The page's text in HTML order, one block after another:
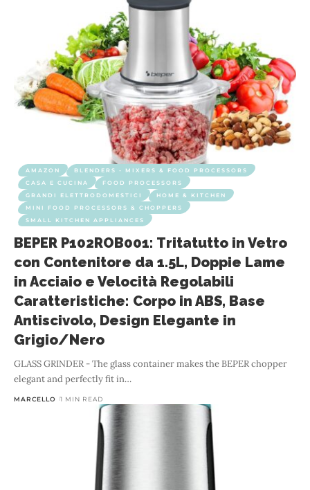
AMAZON
BLENDERS - MIXERS & FOOD PROCESSORS
CASA E CUCINA
FOOD PROCESSORS
GRANDI ELETTRODOMESTICI
HOME & KITCHEN
MINI FOOD PROCESSORS & CHOPPERS
SMALL KITCHEN APPLIANCES
BEPER P102ROB001: Tritatutto in Vetro
con Contenitore da 1.5L, Doppie Lame
in Acciaio e Velocità Regolabili
Caratteristiche: Corpo in ABS, Base
Antiscivolo, Design Elegante in
Grigio/Nero
GLASS GRINDER - The glass container makes the BEPER chopper
elegant and perfectly fit in…
MARCELLO 1 MIN READ